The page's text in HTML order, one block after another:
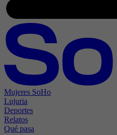
Mujeres SoHo
Lujuria
Deportes
Relatos
Qué pasa